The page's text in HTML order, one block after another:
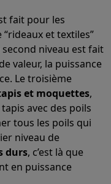
fait pour les
“rideaux et textiles”
second niveau est fait
valeur, la puissance
Le troisième
et moquettes,
avec des poils
tous les poils qui
niveau de
durs, c’est là que
en puissance